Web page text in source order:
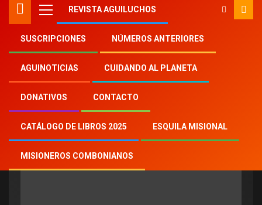
REVISTA AGUILUCHOS
SUSCRIPCIONES NÚMEROS ANTERIORES
AGUINOTICIAS CUIDANDO AL PLANETA
DONATIVOS CONTACTO
CATÁLOGO DE LIBROS 2025 ESQUILA MISIONAL
MISIONEROS COMBONIANOS
Inicio Aguinoticias jóvenes combonianos
jóvenes combonianos